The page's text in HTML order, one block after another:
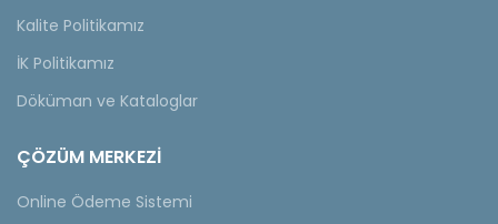
Kalite Politikamız
İK Politikamız
Döküman ve Kataloglar
ÇÖZÜM MERKEZİ
Online Ödeme Sistemi